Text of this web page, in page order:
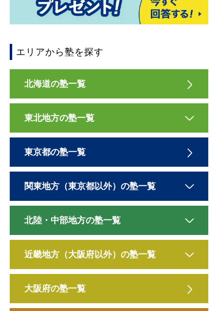
エリアから塾を探す
北海道の塾一覧
東北地方の塾一覧
東京都の塾一覧
関東地方（東京都以外）の塾一覧
北陸・中部地方の塾一覧
近畿地方（大阪府以外）の塾一覧
大阪府の塾一覧